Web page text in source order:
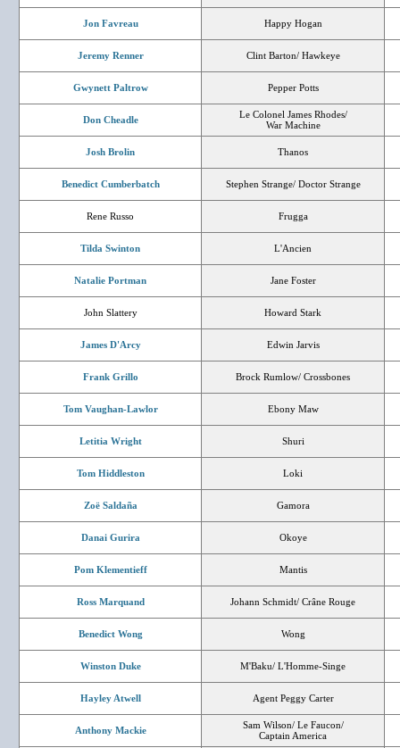
Jon Favreau Happy Hogan
Jeremy Renner Clint Barton/ Hawkeye
Gwynett Paltrow Pepper Potts
Don Cheadle
Le Colonel James Rhodes/
War Machine
Josh Brolin Thanos
Benedict Cumberbatch Stephen Strange/ Doctor Strange
Rene Russo Frugga
Tilda Swinton L'Ancien
Natalie Portman Jane Foster
John Slattery Howard Stark
James D'Arcy Edwin Jarvis
Frank Grillo Brock Rumlow/ Crossbones
Tom Vaughan-Lawlor Ebony Maw
Letitia Wright Shuri
Tom Hiddleston Loki
Zoë Saldaña Gamora
Danai Gurira Okoye
Pom Klementieff Mantis
Ross Marquand Johann Schmidt/ Crâne Rouge
Benedict Wong Wong
Winston Duke M'Baku/ L'Homme-Singe
Hayley Atwell Agent Peggy Carter
Anthony Mackie
Sam Wilson/ Le Faucon/
Captain America